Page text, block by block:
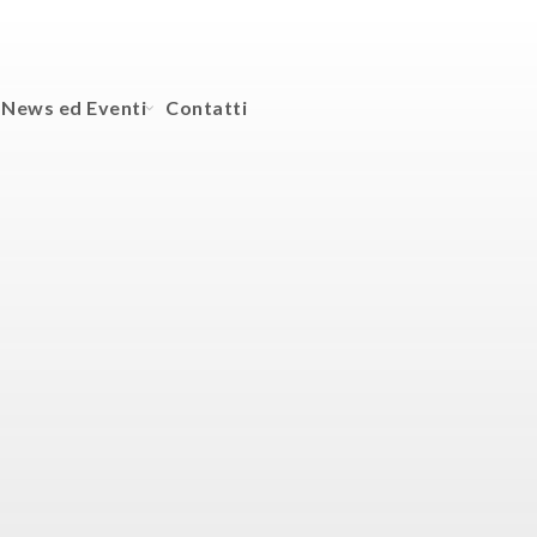
News ed Eventi Contatti